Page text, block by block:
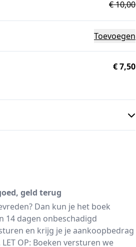
€ 10,00
Toevoegen
€ 7,50
geld terug
Dan kun je het boek
14 dagen onbeschadigd
en krijg je je aankoopbedrag
OP: Boeken versturen we